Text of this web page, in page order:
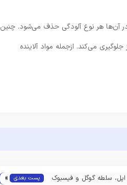
پاک کار می‌کنند که در آن‌ها هر نوع آلودگی حذف می‌شود. چنین
می‌کند. ازجمله مواد آلاینده
سلطه گوگل و فیسبوک
پست بعدی »